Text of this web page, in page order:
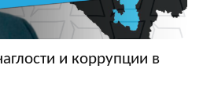
и коррупции в